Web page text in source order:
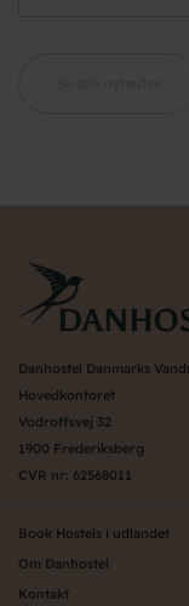
Danhostel Danmarks
Hovedkontoret
Vodroffsvej 32
1900 Frederiksberg
CVR nr: 62568011
Book Hostels i udlandet
Om Danhostel
Kontakt